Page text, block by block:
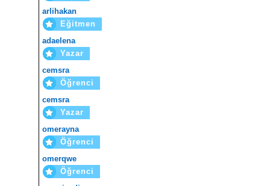
arlihakan
Eğitmen
adaelena
Yazar
cemsra
Öğrenci
cemsra
Yazar
omerayna
Öğrenci
omerqwe
Öğrenci